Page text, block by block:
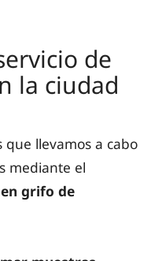
de
la ciudad
que llevamos a cabo
mediante el
grifo de